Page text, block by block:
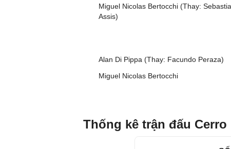
Miguel Nicolas Bertocchi (Thay:
Assis)
Alan Di Pippa (Thay: Facundo Peraza)
Miguel Nicolas Bertocchi
Thống kê trận đấu